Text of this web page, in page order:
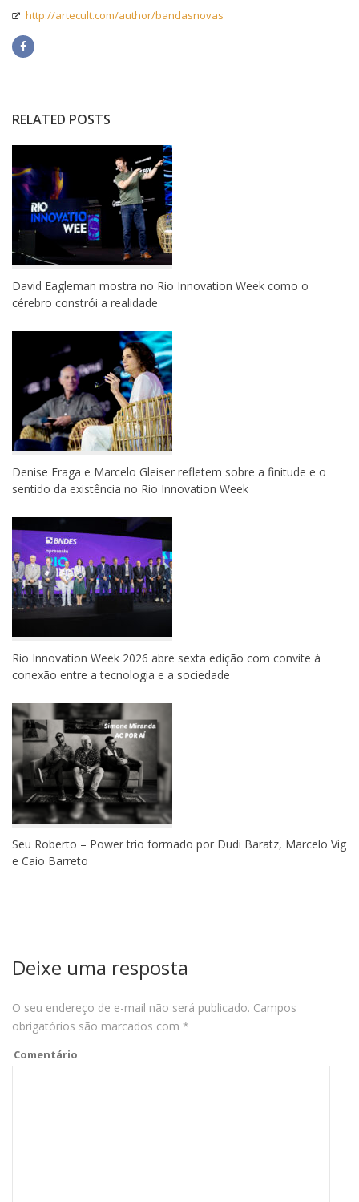
http://artecult.com/author/bandasnovas
RELATED POSTS
David Eagleman mostra no Rio Innovation Week como o
cérebro constrói a realidade
Denise Fraga e Marcelo Gleiser refletem sobre a finitude e o
sentido da existência no Rio Innovation Week
Rio Innovation Week 2026 abre sexta edição com convite à
conexão entre a tecnologia e a sociedade
Seu Roberto – Power trio formado por Dudi Baratz, Marcelo Vig
e Caio Barreto
Deixe uma resposta
O seu endereço de e-mail não será publicado. Campos
obrigatórios são marcados com *
Comentário